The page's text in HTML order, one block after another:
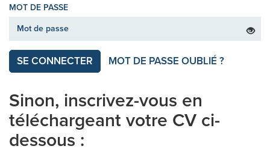
MOT DE PASSE
SE CONNECTER MOT DE PASSE OUBLIÉ ?
Sinon, inscrivez-vous en
téléchargeant votre CV ci-
dessous :